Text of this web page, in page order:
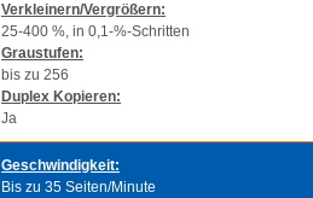
Verkleinern/Vergrößern:
25-400 %, in 0,1-%-Schritten
Graustufen:
bis zu 256
Duplex Kopieren:
Ja
Geschwindigkeit:
Bis zu 35 Seiten/Minute